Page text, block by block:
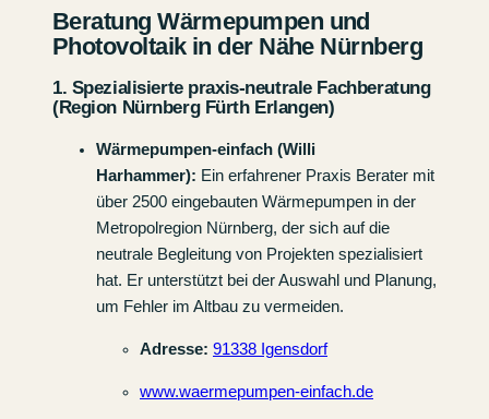
Beratung Wärmepumpen und
Photovoltaik in der Nähe Nürnberg
1. Spezialisierte praxis-neutrale Fachberatung
(Region Nürnberg Fürth Erlangen)
Wärmepumpen-einfach (Willi
Harhammer): Ein erfahrener Praxis Berater mit
über 2500 eingebauten Wärmepumpen in der
Metropolregion Nürnberg, der sich auf die
neutrale Begleitung von Projekten spezialisiert
hat. Er unterstützt bei der Auswahl und Planung,
um Fehler im Altbau zu vermeiden.
Adresse: 91338 Igensdorf
www.waermepumpen-einfach.de